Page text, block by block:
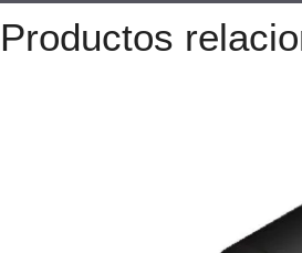
Productos